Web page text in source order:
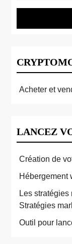
Acheter et
LANCEZ
Création de
Hébergement
Les
Stratégies
Outil pour